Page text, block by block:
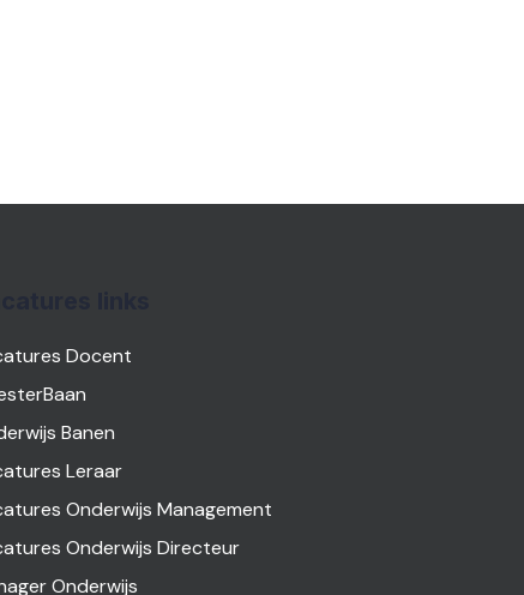
Docent
Banen
Leraar
Onderwijs Management
Onderwijs Directeur
Onderwijs